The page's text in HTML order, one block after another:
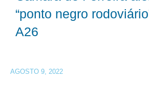
“ponto negro
A26
AGOSTO 9, 2022